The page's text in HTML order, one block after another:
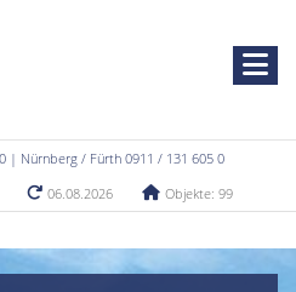
| Nürnberg / Fürth 0911 / 131 605 0
06.08.2026 Objekte: 99